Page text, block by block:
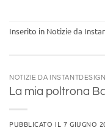
Inserito in Notizie da
NOTIZIE DA INSTANTDESIGN
La mia poltrona
PUBBLICATO IL 7 GIUGNO